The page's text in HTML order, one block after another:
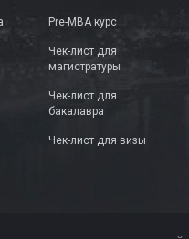
Pre-MBA курс
Чек-лист для
магистратуры
Чек-лист для
бакалавра
Чек-лист для визы